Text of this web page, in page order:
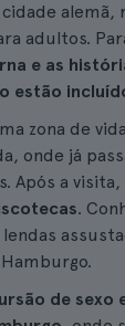
alemã,
adultos.
e as
estão
zona de
onde já
Após a
.
lendas
de sexo